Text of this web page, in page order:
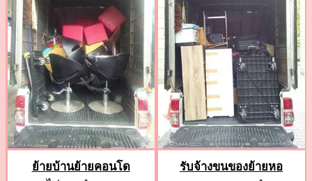
ย้ายบ้านย้ายคอนโด
รับจ้างขนของย้ายหอ